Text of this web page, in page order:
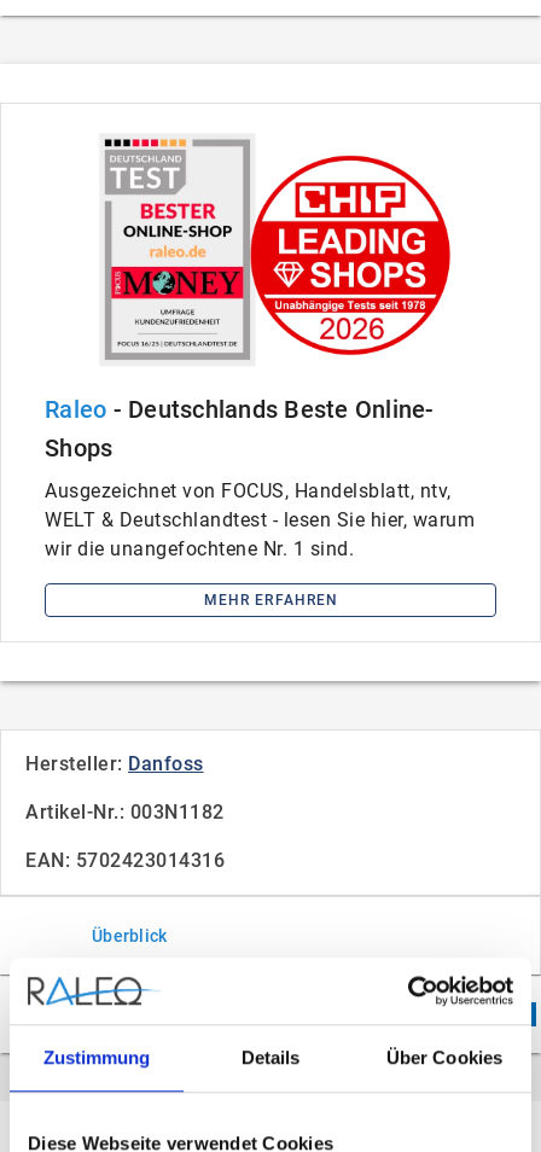
Zustimmung Details Über Cookies
Diese Webseite verwendet Cookies
Raleo - Deutschlands Beste Online-
Shops
Ausgezeichnet von FOCUS, Handelsblatt, ntv,
WELT & Deutschlandtest - lesen Sie hier, warum
wir die unangefochtene Nr. 1 sind.
MEHR ERFAHREN
Hersteller: Danfoss
Artikel-Nr.: 003N1182
EAN: 5702423014316
Überblick